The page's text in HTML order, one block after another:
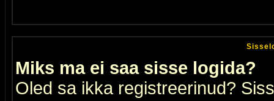
Miks ma ei saa sisse logida?
Oled sa ikka registreerinud?